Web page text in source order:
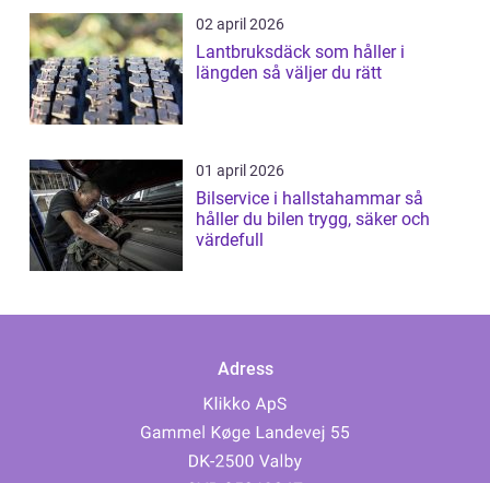
02 april 2026
Lantbruksdäck som håller i
längden så väljer du rätt
01 april 2026
Bilservice i hallstahammar så
håller du bilen trygg, säker och
värdefull
Adress